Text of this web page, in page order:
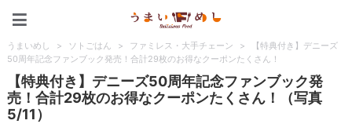
うまいめし > ソトごはん > ファミレス・大手チェーン >
【特典付き】デニーズ
50周年記念ファンブック発売！合計29枚のお得なクーポンたくさん！
【特典付き】デニーズ50周年記念ファンブック発
売！合計29枚のお得なクーポンたくさん！（写真
5/11）